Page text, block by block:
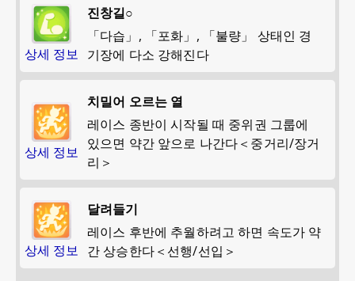
상세 정보
진창길○
「다습」, 「포화」, 「불량」 상태인 경
기장에 다소 강해진다
상세 정보
치밀어 오르는 열
레이스 종반이 시작될 때 중위권 그룹에
있으면 약간 앞으로 나간다＜중거리/장거
리＞
상세 정보
달려들기
레이스 후반에 추월하려고 하면 속도가 약
간 상승한다＜선행/선입＞